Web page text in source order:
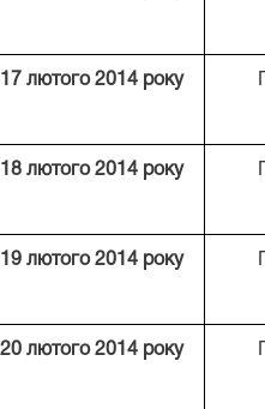
17 лютого 201 4року
18 лютого 201 4року
19 лютого 201 4року
20 лютого 201 4року